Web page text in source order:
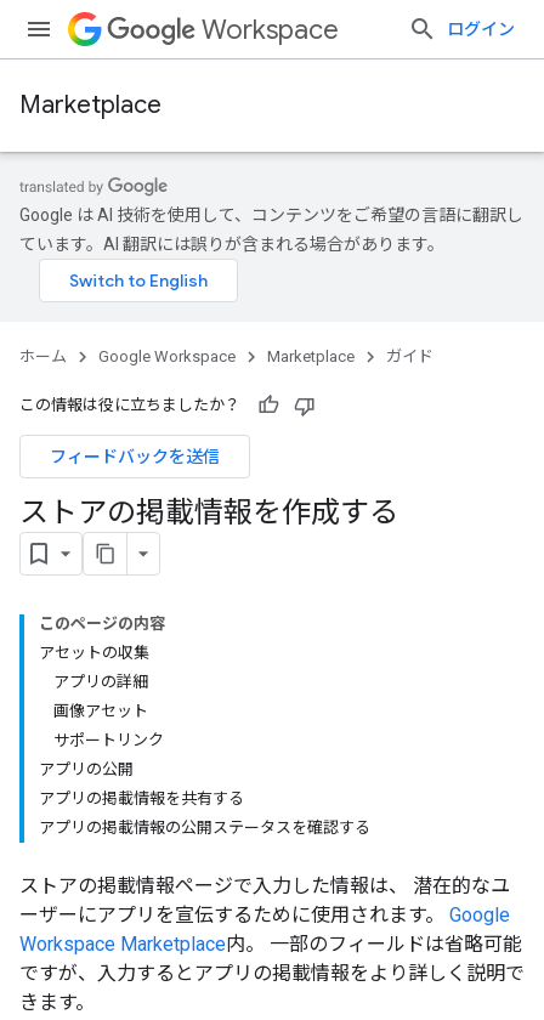
Workspace ログイン
Marketplace
Google は AI 技術を使用して、コンテンツをご希望の言語に翻訳し
ています。AI 翻訳には誤りが含まれる場合があります。
ホーム Google Workspace Marketplace ガイド
この情報は役に立ちましたか？
フィードバックを送信
ストアの掲載情報を作成する
このページの内容
アセットの収集
アプリの詳細
画像アセット
サポートリンク
アプリの公開
アプリの掲載情報を共有する
アプリの掲載情報の公開ステータスを確認する
ストアの掲載情報ページで入力した情報は、 潜在的なユ
ーザーにアプリを宣伝するために使用されます。 Google
Workspace Marketplace内。 一部のフィールドは省略可能
ですが、入力するとアプリの掲載情報をより詳しく説明で
きます。